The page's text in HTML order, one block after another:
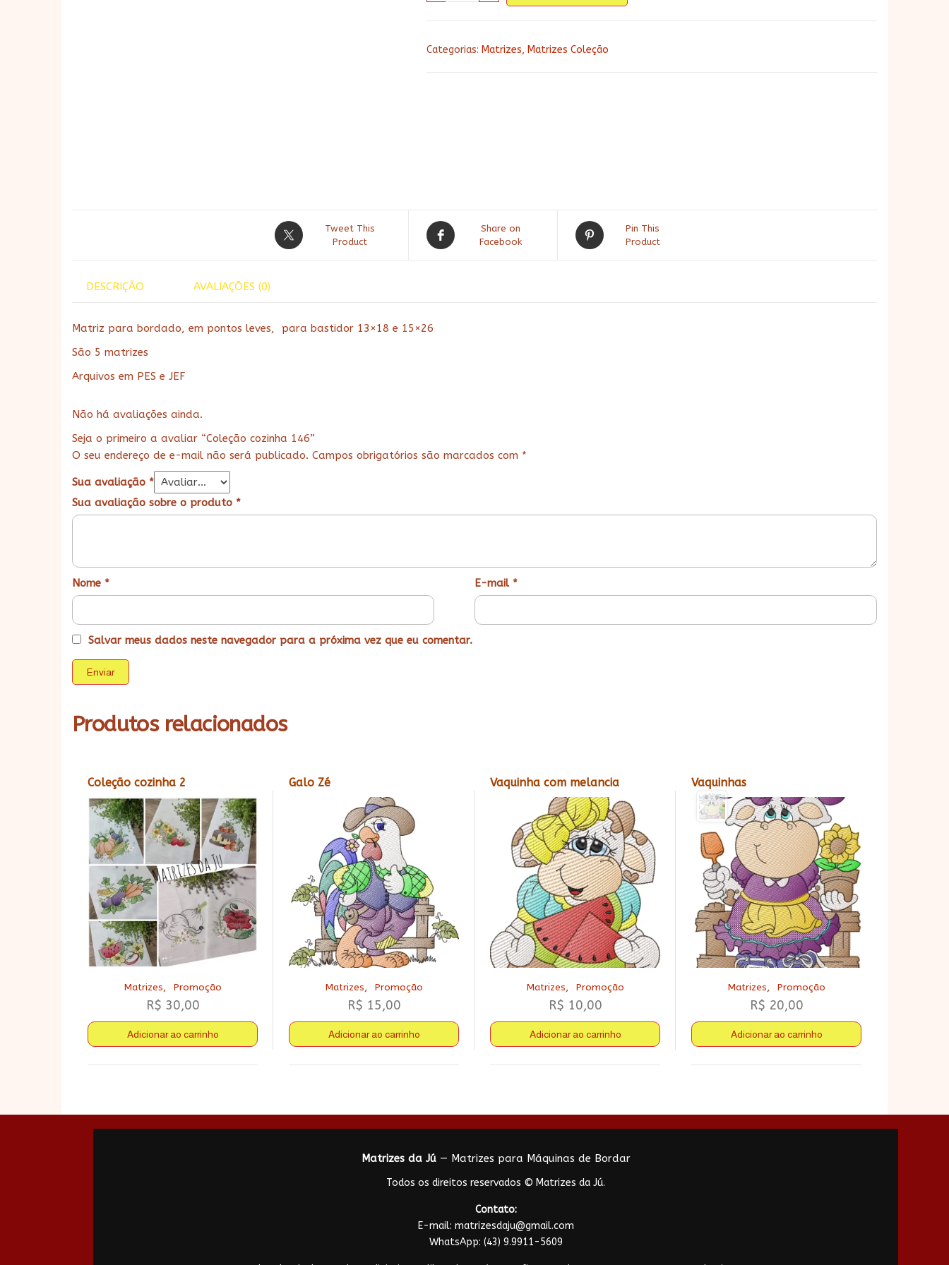
cozinha
Categorias: Matrizes, Matrizes Coleção
Tweet This
Product
Share on
Facebook
Pin This
Product
DESCRIÇÃO AVALIAÇÕES (0)
Matriz para bordado, em pontos leves, para bastidor 13×18 e 15×26
São 5 matrizes
Arquivos em PES e JEF
Não há avaliações ainda.
Seja o primeiro a avaliar “Coleção cozinha 146”
O seu endereço de e-mail não será publicado. Campos obrigatórios são marcados com *
Sua avaliação *
Sua avaliação sobre o produto *
Nome * E-mail *
Salvar meus dados neste navegador para a próxima vez que eu comentar.
Produtos relacionados
Coleção cozinha 2
Matrizes, Promoção
R$ 30,00
Adicionar ao carrinho
Galo Zé
Matrizes, Promoção
R$ 15,00
Adicionar ao carrinho
Vaquinha com melancia
Matrizes, Promoção
R$ 10,00
Adicionar ao carrinho
Vaquinhas
Matrizes, Promoção
R$ 20,00
Adicionar ao carrinho
Matrizes da Jú— Matrizes para Máquinas de Bordar
Todos os direitos reservados © Matrizes da Jú.
Contato:
E-mail: matrizesdaju@gmail.com
WhatsApp: (43) 9.9911-5609